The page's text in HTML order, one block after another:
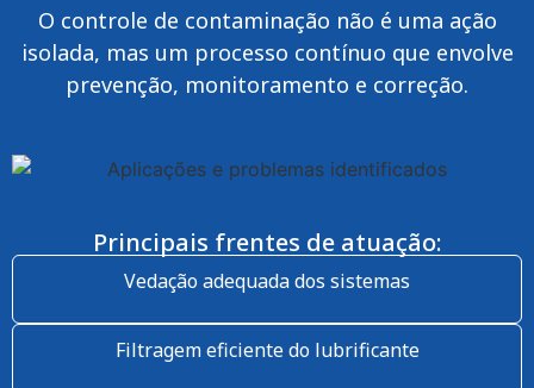
O controle de contaminação não é uma ação
isolada, mas um processo contínuo que envolve
prevenção, monitoramento e correção.
Principais frentes de atuação:
Vedação adequada dos sistemas
Filtragem eficiente do lubrificante